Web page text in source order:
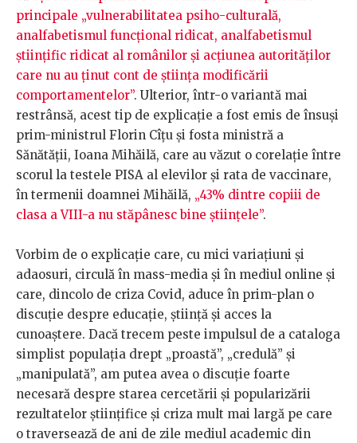
principale „vulnerabilitatea psiho-culturală,
analfabetismul funcțional ridicat, analfabetismul
științific ridicat al românilor și acțiunea autorităților
care nu au ținut cont de știința modificării
comportamentelor”. Ulterior, într-o variantă mai
restrânsă, acest tip de explicație a fost emis de însuși
prim-ministrul Florin Cîțu și fosta ministră a
Sănătății, Ioana Mihăilă, care au văzut o corelație între
scorul la testele PISA al elevilor și rata de vaccinare,
în termenii doamnei Mihăilă, „43% dintre copiii de
clasa a VIII-a nu stăpânesc bine științele”.
Vorbim de o explicație care, cu mici variațiuni și
adaosuri, circulă în mass-media și în mediul online și
care, dincolo de criza Covid, aduce în prim-plan o
discuție despre educație, știință și acces la
cunoaștere. Dacă trecem peste impulsul de a cataloga
simplist populația drept „proastă”, „credulă” și
„manipulată”, am putea avea o discuție foarte
necesară despre starea cercetării și popularizării
rezultatelor științifice și criza mult mai largă pe care
o traversează de ani de zile mediul academic din